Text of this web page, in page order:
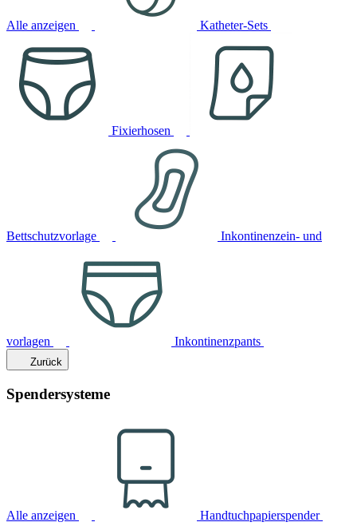
Alle anzeigen Katheter-Sets
Fixierhosen
Bettschutzvorlage Inkontinenzein- und
vorlagen Inkontinenzpants
Zurück
Spendersysteme
Alle anzeigen Handtuchpapierspender